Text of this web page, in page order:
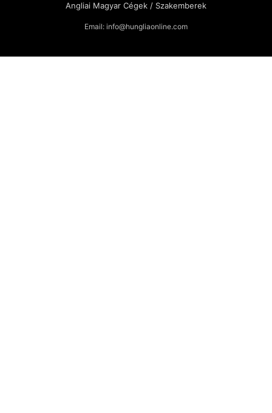
Angliai Magyar Cégek / Szakemberek
Email: info@hungliaonline.com